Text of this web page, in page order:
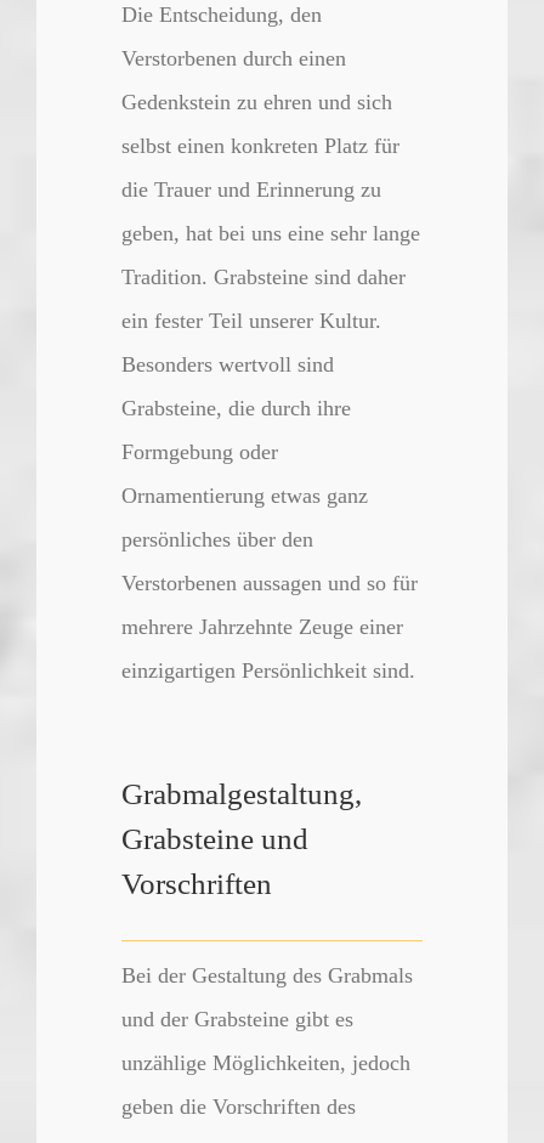
Die Entscheidung, den
Verstorbenen durch einen
Gedenkstein zu ehren und sich
selbst einen konkreten Platz für
die Trauer und Erinnerung zu
geben, hat bei uns eine sehr lange
Tradition. Grabsteine sind daher
ein fester Teil unserer Kultur.
Besonders wertvoll sind
Grabsteine, die durch ihre
Formgebung oder
Ornamentierung etwas ganz
persönliches über den
Verstorbenen aussagen und so für
mehrere Jahrzehnte Zeuge einer
einzigartigen Persönlichkeit sind.
Grabmalgestaltung,
Grabsteine und
Vorschriften
Bei der Gestaltung des Grabmals
und der Grabsteine gibt es
unzählige Möglichkeiten, jedoch
geben die Vorschriften des